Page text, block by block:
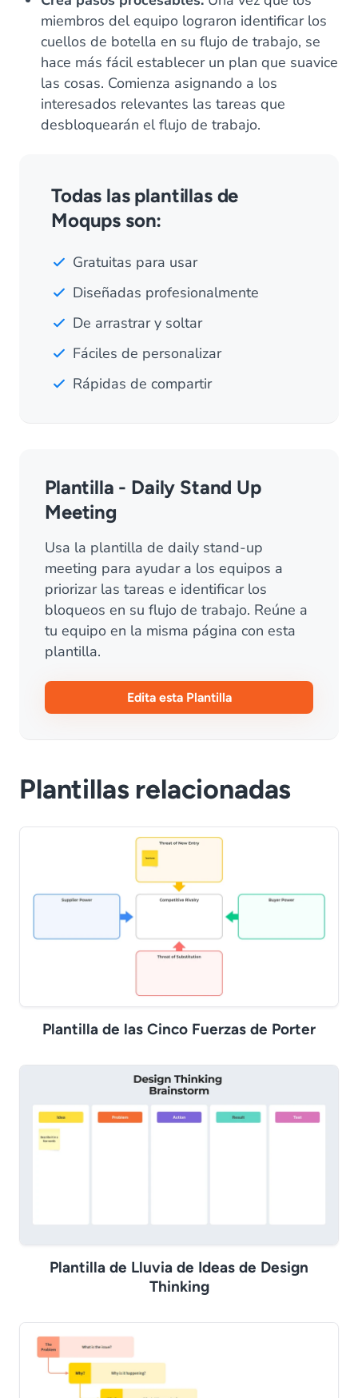
miembros del equipo lograron identificar los
cuellos de botella en su flujo de trabajo, se
hace más fácil establecer un plan que suavice
las cosas. Comienza asignando a los
interesados relevantes las tareas que
desbloquearán el flujo de trabajo.
Todas las plantillas de
Moqups son:
Gratuitas para usar
Diseñadas profesionalmente
De arrastrar y soltar
Fáciles de personalizar
Rápidas de compartir
Plantilla - Daily Stand Up
Meeting
Usa la plantilla de daily stand-up
meeting para ayudar a los equipos a
priorizar las tareas e identificar los
bloqueos en su flujo de trabajo. Reúne a
tu equipo en la misma página con esta
plantilla.
Edita esta Plantilla
Plantillas relacionadas
Plantilla de las Cinco Fuerzas de Porter
Plantilla de Lluvia de Ideas de Design
Thinking